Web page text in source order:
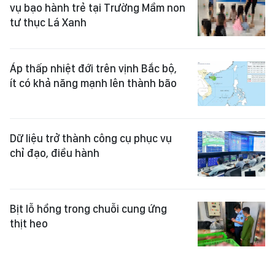
vụ bạo hành trẻ tại Trường Mầm non
tư thục Lá Xanh
Áp thấp nhiệt đới trên vịnh Bắc bộ,
ít có khả năng mạnh lên thành bão
Dữ liệu trở thành công cụ phục vụ
chỉ đạo, điều hành
Bịt lỗ hổng trong chuỗi cung ứng
thịt heo